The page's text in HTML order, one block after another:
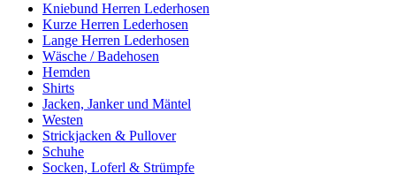
Kniebund Herren Lederhosen
Kurze Herren Lederhosen
Lange Herren Lederhosen
Wäsche / Badehosen
Hemden
Shirts
Jacken, Janker und Mäntel
Westen
Strickjacken & Pullover
Schuhe
Socken, Loferl & Strümpfe